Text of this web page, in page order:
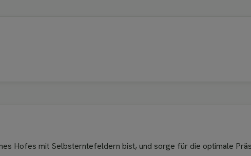
Hofes mit Selbsterntefeldern bist, und sorge für die optimale